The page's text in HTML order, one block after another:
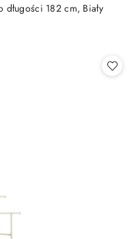
182 cm, Biały